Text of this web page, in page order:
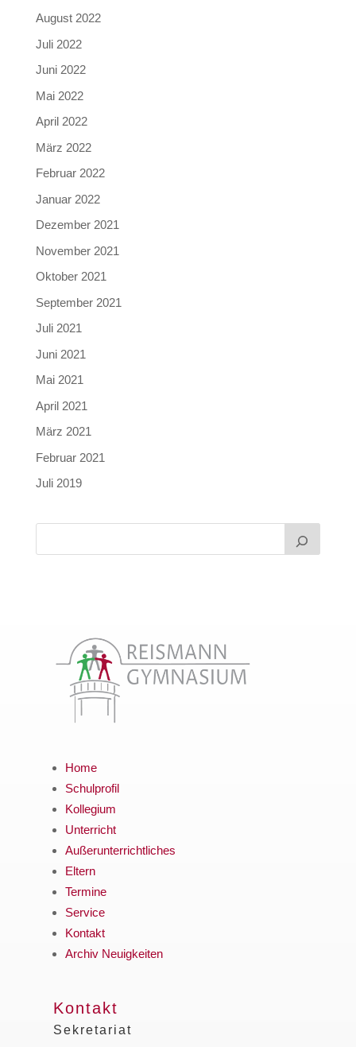
August 2022
Juli 2022
Juni 2022
Mai 2022
April 2022
März 2022
Februar 2022
Januar 2022
Dezember 2021
November 2021
Oktober 2021
September 2021
Juli 2021
Juni 2021
Mai 2021
April 2021
März 2021
Februar 2021
Juli 2019
Home
Schulprofil
Kollegium
Unterricht
Außerunterrichtliches
Eltern
Termine
Service
Kontakt
Archiv Neuigkeiten
Kontakt
Sekretariat